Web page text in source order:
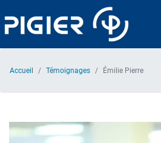
au
contenu
Accueil Témoignages Émilie Pierre